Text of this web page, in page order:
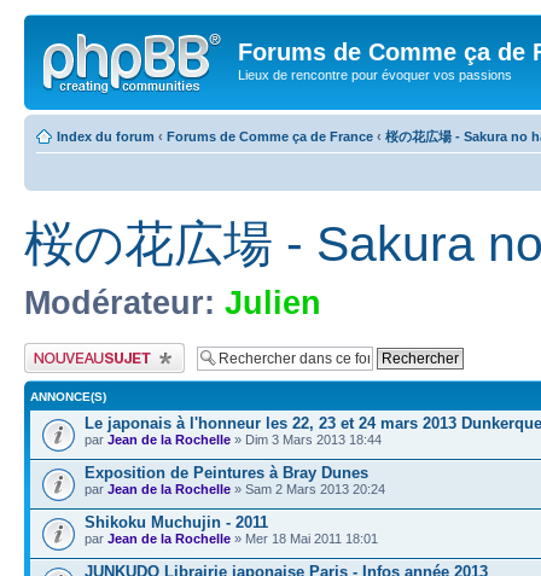
Forums de Comme ça de
Lieux de rencontre pour évoquer vos passions
Index du forum ‹ Forums de Comme ça de France ‹ 桜の花広場 - Sakura no
桜の花広場 - Sakura
Modérateur: Julien
Publier un nouveau sujet
ANNONCE(S)
Le japonais à l'honneur les 22, 23 et 24 mars 2013 Dunkerque
par Jean de la Rochelle » Dim 3 Mars 2013 18:44
Exposition de Peintures à Bray Dunes
par Jean de la Rochelle » Sam 2 Mars 2013 20:24
Shikoku Muchujin - 2011
par Jean de la Rochelle » Mer 18 Mai 2011 18:01
JUNKUDO Librairie japonaise Paris - Infos année 2013